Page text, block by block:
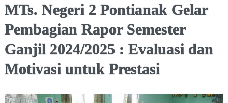
MTs. Negeri 2 Pontianak Gelar
Pembagian Rapor Semester
Ganjil 2024/2025 : Evaluasi dan
Motivasi untuk Prestasi